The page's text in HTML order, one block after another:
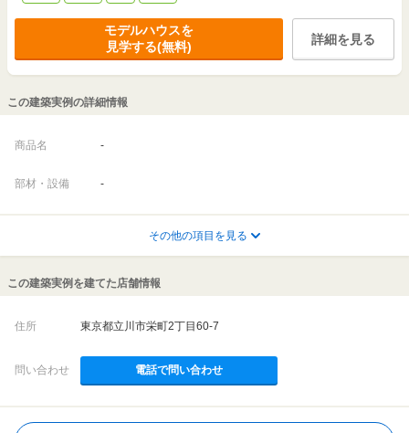
モデルハウスを
見学する(無料)
詳細を見る
この建築実例の詳細情報
商品名 -
部材・設備 -
その他の項目を見る
この建築実例を建てた店舗情報
住所 東京都立川市栄町2丁目60-7
問い合わせ 電話で問い合わせ